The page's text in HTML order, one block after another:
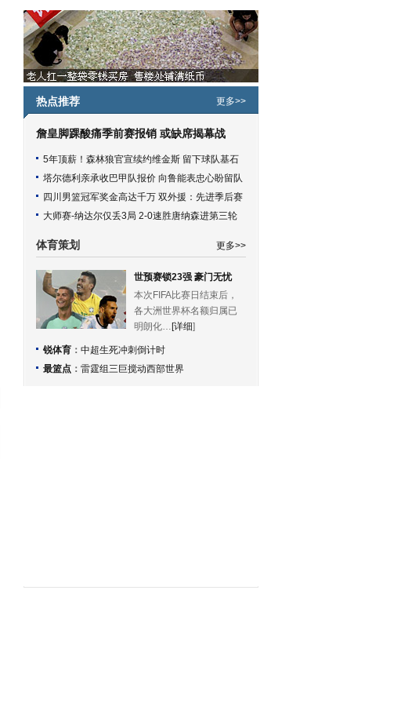
热点推荐 更多>>
詹皇脚踝酸痛季前赛报销 或缺席揭幕战
5年顶薪！森林狼官宣续约维金斯 留下球队基石
塔尔德利亲承收巴甲队报价 向鲁能表忠心盼留队
四川男篮冠军奖金高达千万 双外援：先进季后赛
大师赛-纳达尔仅丢3局 2-0速胜唐纳森进第三轮
体育策划 更多>>
世预赛锁23强 豪门无忧
本次FIFA比赛日结束后，
各大洲世界杯名额归属已
明朗化… [详细]
锐体育 ： 中超生死冲刺倒计时
最篮点 ： 雷霆组三巨搅动西部世界